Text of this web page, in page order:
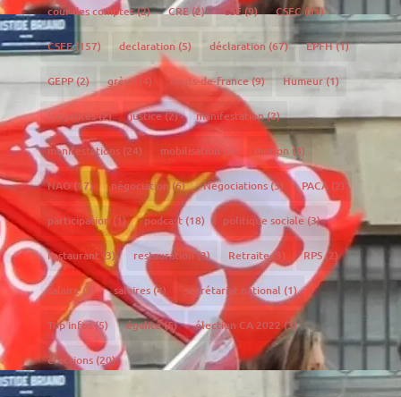
cour des comptes(2) CRE(2) CSE(9) CSEC(31)
CSEE(157) declaration(5) déclaration (67) EPFH(1)
GEPP(2) grève(4) hauts-de-france(9) Humeur(1)
inégalités(2) justice(2) manifestation(2)
manifestations(24) mobilisation(3) motion (3)
NAO(17) négociation(6) Négociations(3) PACA(2)
participation (1) podcast(18) politique sociale(3)
restaurant(3) restauration(3) Retraite(3) RPS(2)
salaire(3) salaires(4) secrétariat national(1)
Top infos(5) égalité(5) élection CA 2022(3)
élections(20)